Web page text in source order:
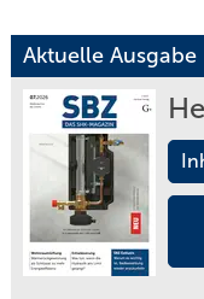
Aktuelle Ausgabe